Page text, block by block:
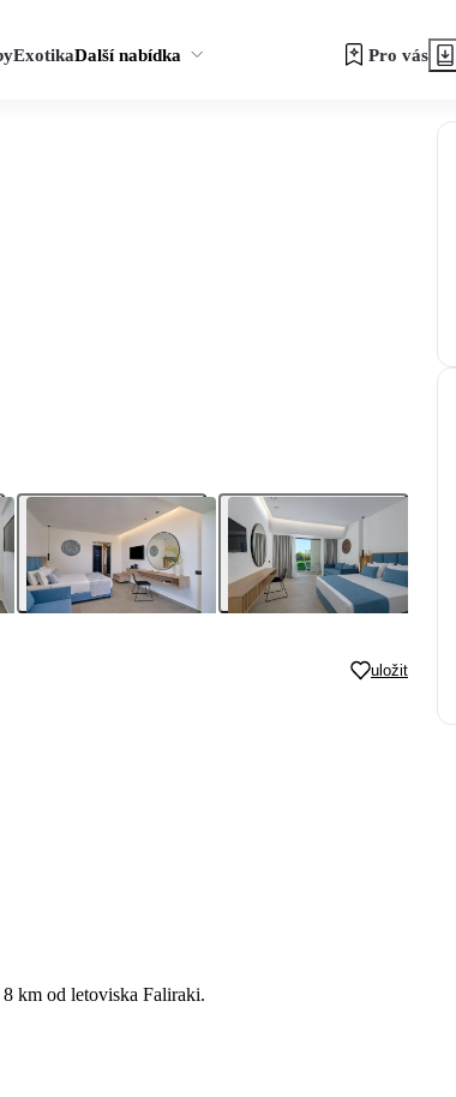
ExotikaDalší nabídka Pro vás
uložit
km od letoviska Faliraki.